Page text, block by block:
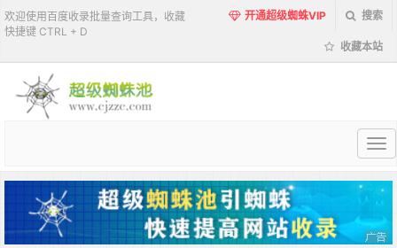
欢迎使用百度收录批量查询工具，收藏
快捷键 CTRL + D
开通超级蜘蛛VIP 搜索
收藏本站
超
蜘
蛛
池